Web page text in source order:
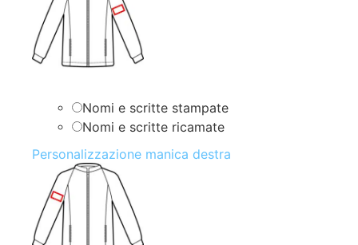
Nomi e scritte stampate
Nomi e scritte ricamate
Personalizzazione manica destra